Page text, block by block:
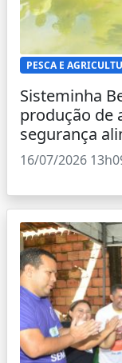
PESCA E
Sisteminha
produção de
segurança
16/07/2026